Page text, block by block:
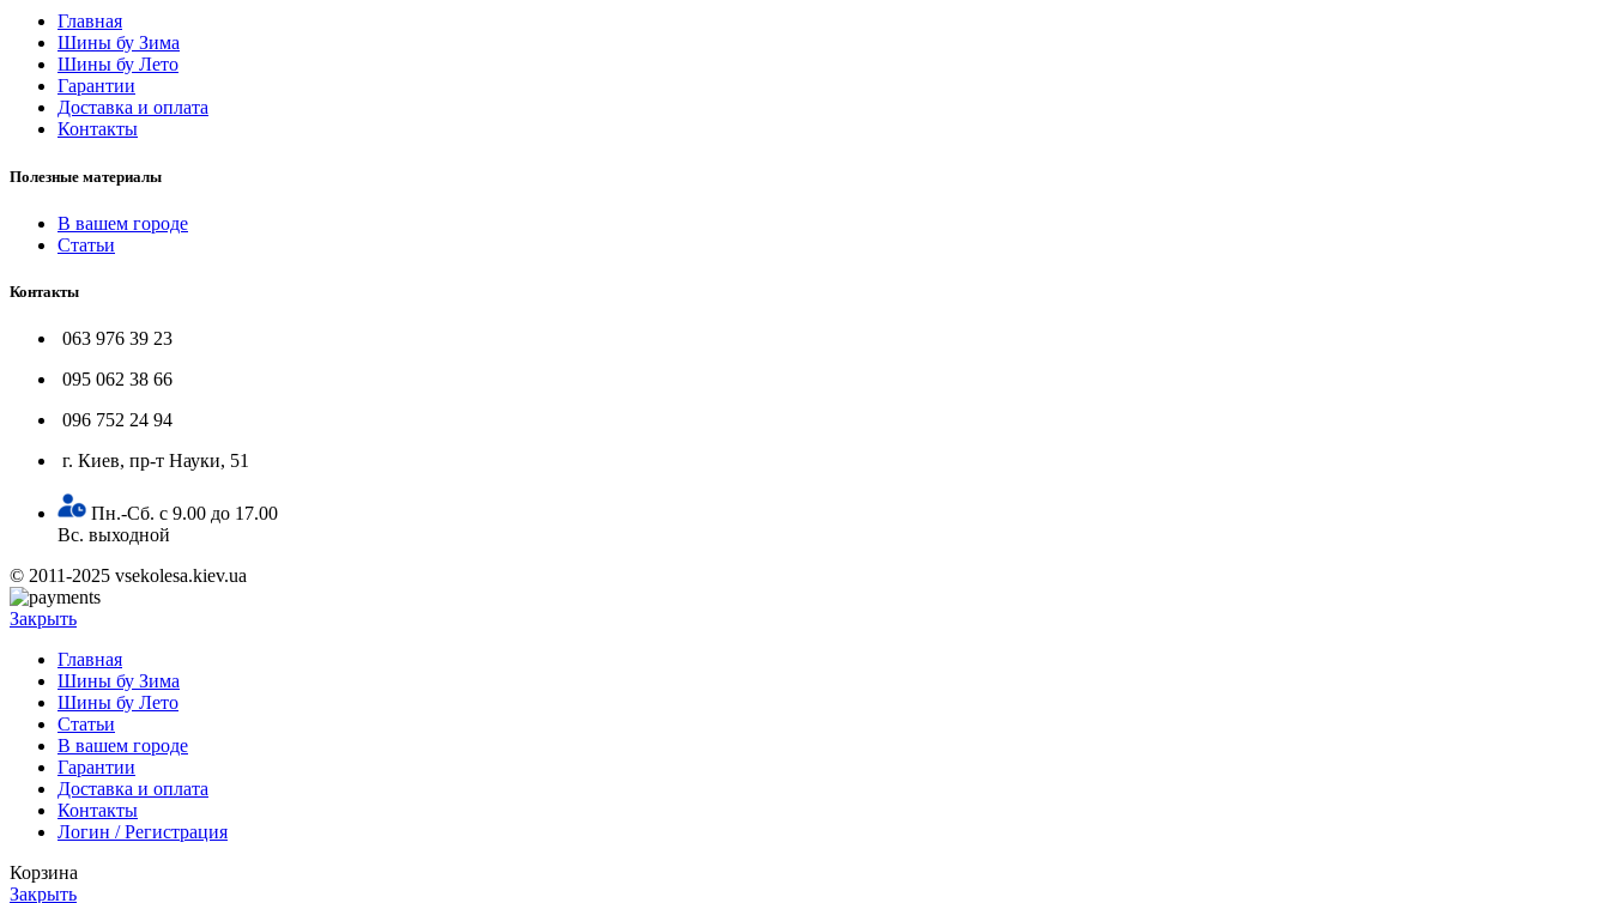
Главная
Шины бу Зима
Шины бу Лето
Гарантии
Доставка и оплата
Контакты
Полезные материалы
В вашем городе
Статьи
Контакты
063 976 39 23
095 062 38 66
096 752 24 94
г. Киев, пр-т Науки, 51
Пн.-Сб. с 9.00 до 17.00
Вс. выходной
© 2011-2025 vsekolesa.kiev.ua
Закрыть
Главная
Шины бу Зима
Шины бу Лето
Статьи
В вашем городе
Гарантии
Доставка и оплата
Контакты
Логин / Регистрация
Корзина
Закрыть